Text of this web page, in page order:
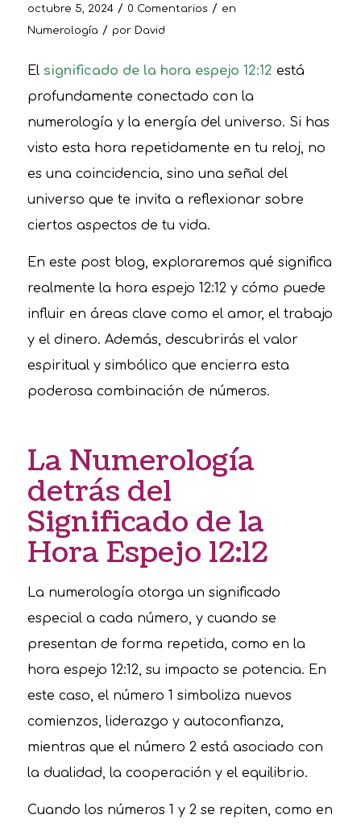
octubre 5, 2024 / 0 Comentarios / en
Numerología / por David
El significado de la hora espejo 12:12 está
profundamente conectado con la
numerología y la energía del universo. Si has
visto esta hora repetidamente en tu reloj, no
es una coincidencia, sino una señal del
universo que te invita a reflexionar sobre
ciertos aspectos de tu vida.
En este post blog, exploraremos qué significa
realmente la hora espejo 12:12 y cómo puede
influir en áreas clave como el amor, el trabajo
y el dinero. Además, descubrirás el valor
espiritual y simbólico que encierra esta
poderosa combinación de números.
La Numerología
detrás del
Significado de la
Hora Espejo 12:12
La numerología otorga un significado
especial a cada número, y cuando se
presentan de forma repetida, como en la
hora espejo 12:12, su impacto se potencia. En
este caso, el número 1 simboliza nuevos
comienzos, liderazgo y autoconfianza,
mientras que el número 2 está asociado con
la dualidad, la cooperación y el equilibrio.
Cuando los números 1 y 2 se repiten, como en